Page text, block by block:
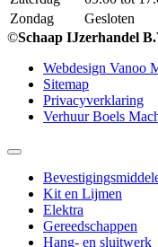
Zondag
Gesloten
©Schaap IJzerhandel
Webdesign Vanoo
Sitemap
Privacyverklaring
Verhuur Boels
Kit en Lijmen
Elektra
Gereedschappen
Hang- en sluitwerk